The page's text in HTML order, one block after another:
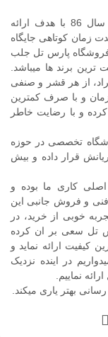
فروشگاه پارس تل فعالیت خود را در اواخر سال 86 با هدف ارائه
زمان کوتاهی جایگاه
فروشگاه پارس تل جلب
ترین برند ها میباشد.
از هر قشر و صنفی
زمان و با صرف کمترین
کرده و با رضایت خاطر
تخصصی در حوزه
قرار داده و بیش
کاری ما بوده و
و فروش جانبی این
خوبی از خرید، در
تل سعی بر ان کرده
کیفیت ارائه نماید و
در اینده نزدیک
نماییم.
بهتر یاری میکند.